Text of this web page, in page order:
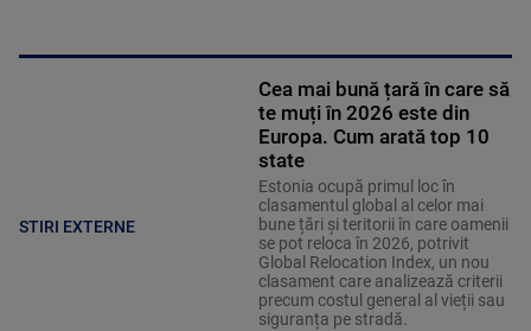
STIRI EXTERNE
Cea mai bună țară în care să
te muți în 2026 este din
Europa. Cum arată top 10
state
Estonia ocupă primul loc în
clasamentul global al celor mai
bune țări și teritorii în care oamenii
se pot reloca în 2026, potrivit
Global Relocation Index, un nou
clasament care analizează criterii
precum costul general al vieții sau
siguranța pe stradă.